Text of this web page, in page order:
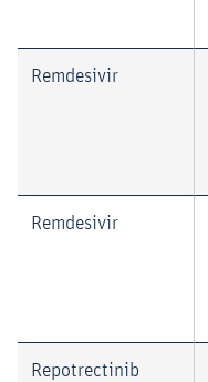
Remdesivir
Remdesivir
Repotrectinib